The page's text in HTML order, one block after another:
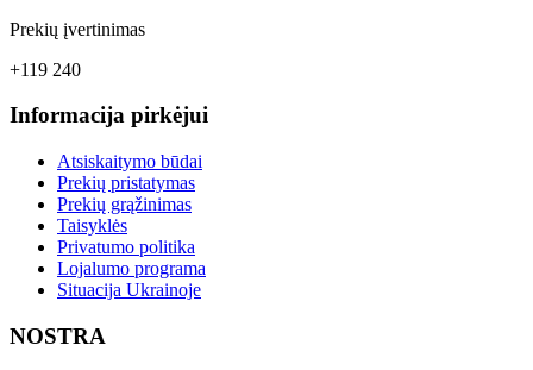
Prekių įvertinimas
+119 240
Informacija pirkėjui
Atsiskaitymo būdai
Prekių pristatymas
Prekių grąžinimas
Taisyklės
Privatumo politika
Lojalumo programa
Situacija Ukrainoje
NOSTRA